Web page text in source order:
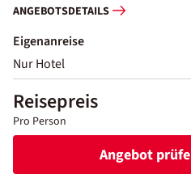
ANGEBOTSDETAILS
Eigenanreise
Nur Hotel
Reisepreis
Pro Person
Angebot